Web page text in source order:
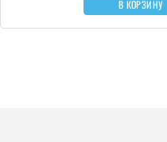
В КОРЗИНУ